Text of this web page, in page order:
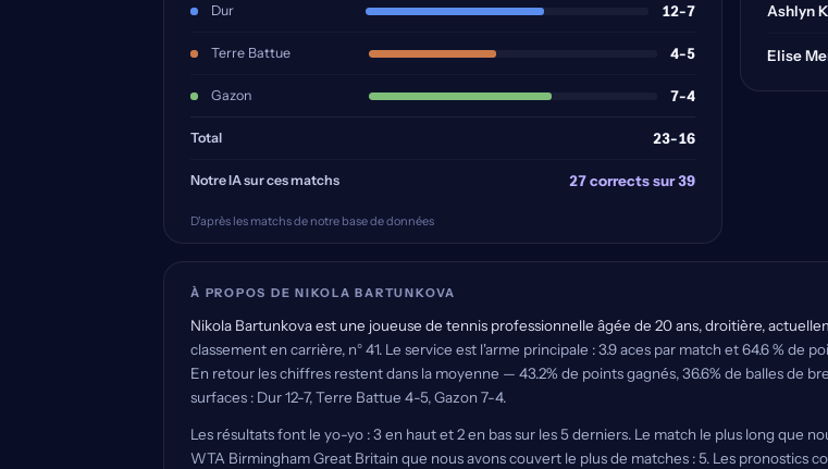
Dur 12-7
Terre Battue 4-5
Gazon 7-4
Total 23-16
Notre IA sur ces matchs 27 corrects sur 39
D'après les matchs de notre base de données
Ashlyn
Elise
À PROPOS DE NIKOLA BARTUNKOVA
Nikola Bartunkova est une joueuse de tennis professionnelle âgée de 20 ans, droitière,
classement en carrière, n° 41. Le service est l'arme principale : 3.9 aces par match et 64.6 % de
En retour les chiffres restent dans la moyenne — 43.2% de points gagnés, 36.6% de balles de
surfaces : Dur 12-7, Terre Battue 4-5, Gazon 7-4.
Les résultats font le yo-yo : 3 en haut et 2 en bas sur les 5 derniers. Le match le plus long que
WTA Birmingham Great Britain que nous avons couvert le plus de matches : 5. Les pronostics